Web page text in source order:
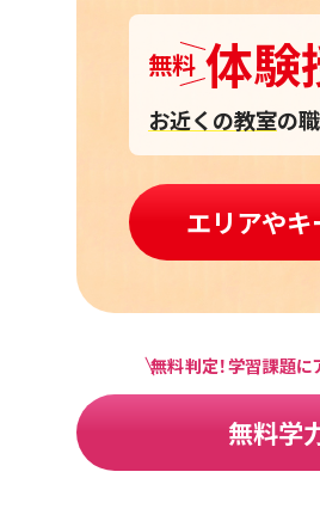
無料 体験
お近くの教室の
エリアや
無料判定！学習課題に
無料学